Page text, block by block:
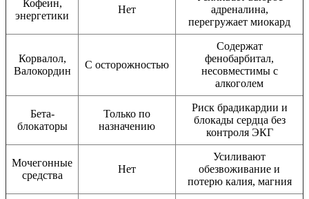
Кофеин,
энергетики
Нет
адреналина,
перегружает миокард
Корвалол,
Валокордин
С осторожностью
Содержат
фенобарбитал,
несовместимы с
алкоголем
Бета-
блокаторы
Только по
назначению
Риск брадикардии и
блокады сердца без
контроля ЭКГ
Мочегонные
средства
Нет
Усиливают
обезвоживание и
потерю калия, магния